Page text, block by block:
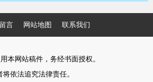
言 网站地图 联系我们
本网站稿件，务经书面授权。
依法追究法律责任。